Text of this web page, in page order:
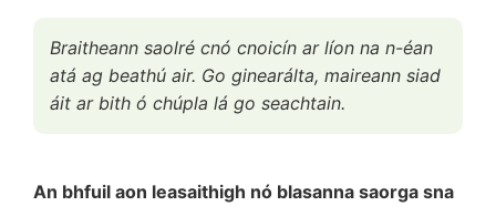
Braitheann saolré cnó cnoicín ar líon na n-éan
atá ag beathú air. Go ginearálta, maireann siad
áit ar bith ó chúpla lá go seachtain.
An bhfuil aon leasaithigh nó blasanna saorga sna